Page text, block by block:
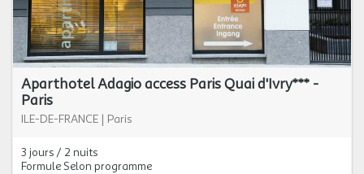
Aparthotel Adagio access Paris Quai d'Ivry*** -
Paris
ILE-DE-FRANCE | Paris
3 jours / 2 nuits
Formule Selon programme